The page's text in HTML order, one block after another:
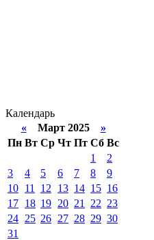
Календарь
«Март 2025 »
Пн Вт Ср Чт Пт Сб Вс
1
2
3
4 5 6 7 8
9
10 11 12 13 14 15 16
17 18 19 20 21 22 23
24 25 26 27 28 29 30
31